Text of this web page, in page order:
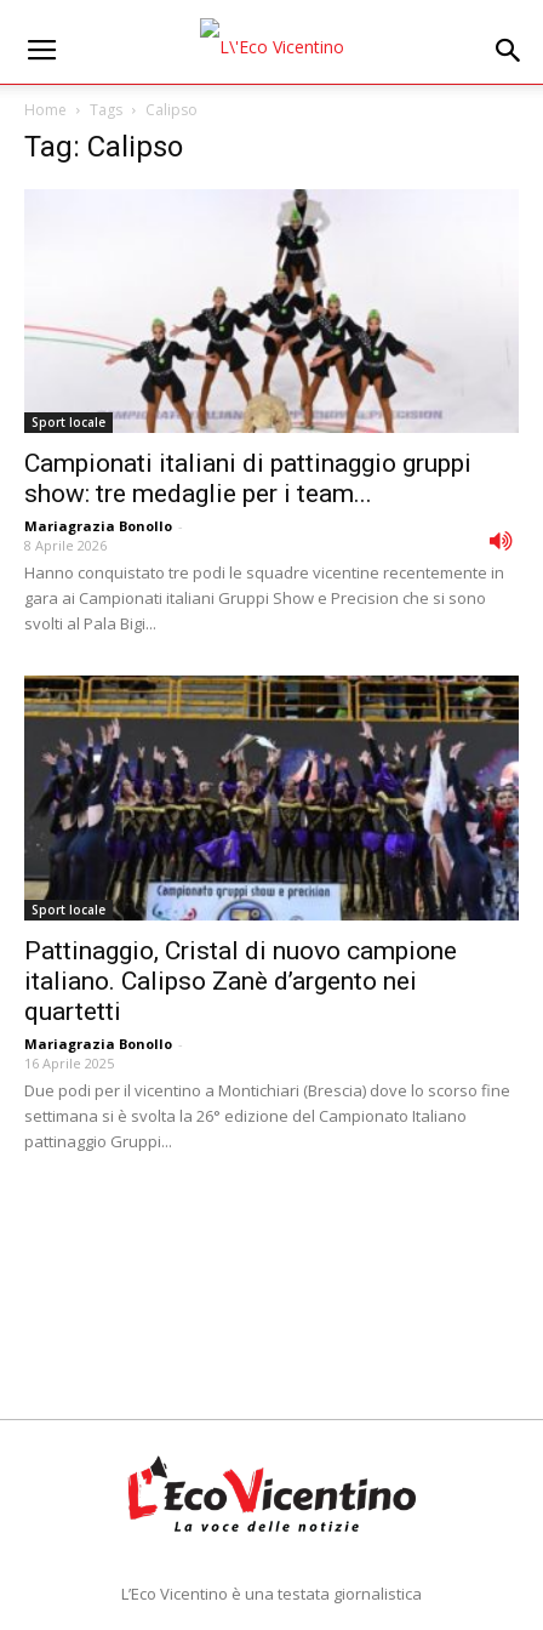
Home Tags Calipso
Tag: Calipso
Sport locale
Campionati italiani di pattinaggio gruppi
show: tre medaglie per i team...
Mariagrazia Bonollo -
8 Aprile 2026
Hanno conquistato tre podi le squadre vicentine recentemente in
gara ai Campionati italiani Gruppi Show e Precision che si sono
svolti al Pala Bigi...
Sport locale
Pattinaggio, Cristal di nuovo campione
italiano. Calipso Zanè d’argento nei
quartetti
Mariagrazia Bonollo -
16 Aprile 2025
Due podi per il vicentino a Montichiari (Brescia) dove lo scorso fine
settimana si è svolta la 26° edizione del Campionato Italiano
pattinaggio Gruppi...
L’Eco Vicentino è una testata giornalistica